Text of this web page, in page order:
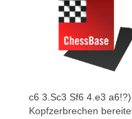
c6 3.Sc3 Sf6 4.e3
Kopfzerbrechen